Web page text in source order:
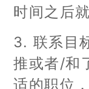
时间之后
3. 联系目
推或者/和
适的职位